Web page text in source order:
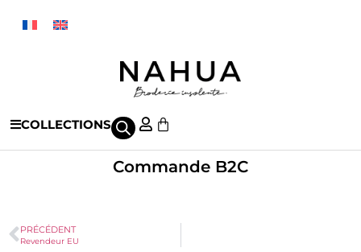
COLLECTIONS
Commande B2C
PRÉCÉDENT
Revendeur EU